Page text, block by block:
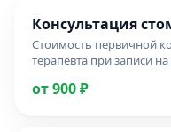
Консультация
Стоимость первичной
терапевта при записи
от 900 ₽